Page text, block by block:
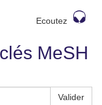
Ecoutez
MeSH
Valider